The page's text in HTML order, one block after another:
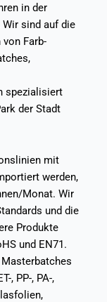
in der
sind auf die
Farb-
spezialisiert
der Stadt
mit
werden,
Monat. Wir
und die
Produkte
und EN71.
, PP-, PA-,